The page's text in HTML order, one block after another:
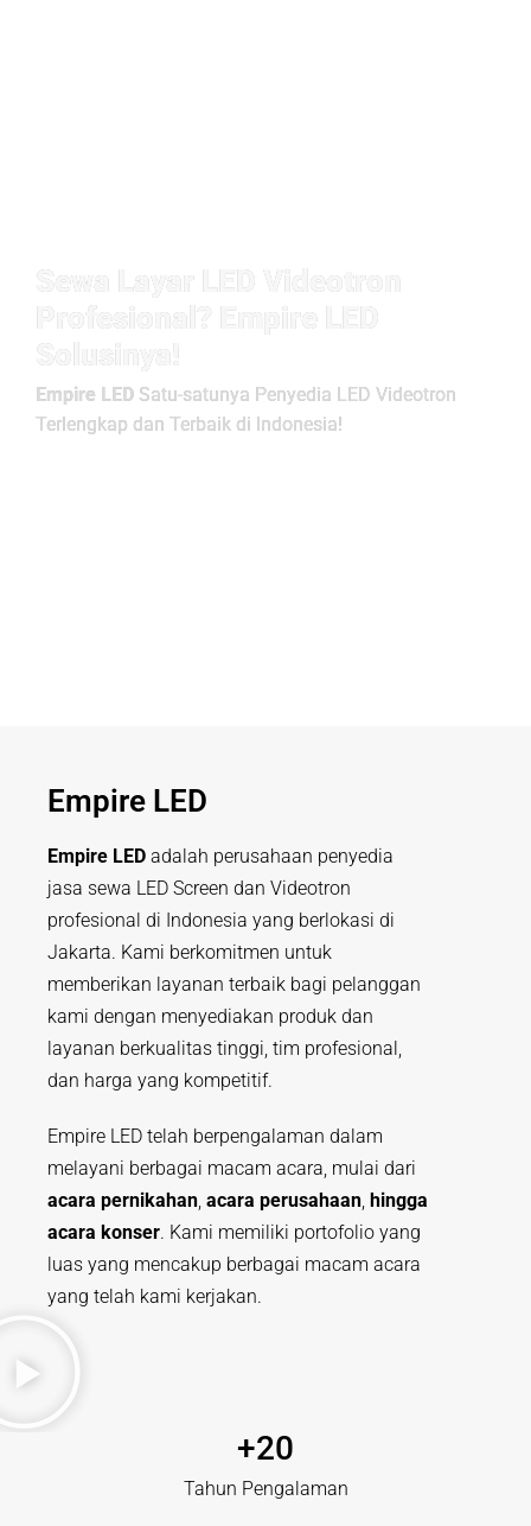
Sewa Layar LED Videotron
Profesional? Empire LED
Solusinya!
Empire LED Satu-satunya Penyedia LED Videotron
Terlengkap dan Terbaik di Indonesia!
Empire LED
Empire LED adalah perusahaan penyedia
jasa sewa LED Screen dan Videotron
profesional di Indonesia yang berlokasi di
Jakarta. Kami berkomitmen untuk
memberikan layanan terbaik bagi pelanggan
kami dengan menyediakan produk dan
layanan berkualitas tinggi, tim profesional,
dan harga yang kompetitif.
Empire LED telah berpengalaman dalam
melayani berbagai macam acara, mulai dari
acara pernikahan, acara perusahaan, hingga
acara konser. Kami memiliki portofolio yang
luas yang mencakup berbagai macam acara
yang telah kami kerjakan.
Tahun Pengalaman​
+20